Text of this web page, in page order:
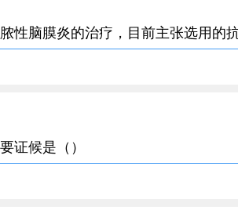
性脑膜炎的治疗，目前主张选用的抗
证候是（）